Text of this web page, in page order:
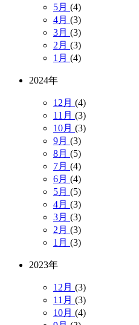
5月 (4)
4月 (3)
3月 (3)
2月 (3)
1月 (4)
2024年
12月 (4)
11月 (3)
10月 (3)
9月 (3)
8月 (5)
7月 (4)
6月 (4)
5月 (5)
4月 (3)
3月 (3)
2月 (3)
1月 (3)
2023年
12月 (3)
11月 (3)
10月 (4)